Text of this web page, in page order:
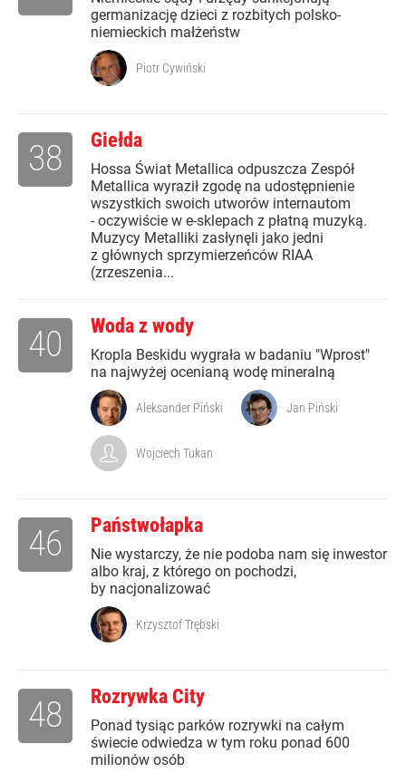
germanizację dzieci z rozbitych polsko-
niemieckich małżeństw
Piotr Cywiński
Giełda
Hossa Świat Metallica odpuszcza Zespół
Metallica wyraził zgodę na udostępnienie
wszystkich swoich utworów internautom
- oczywiście w e-sklepach z płatną muzyką.
Muzycy Metalliki zasłynęli jako jedni
z głównych sprzymierzeńców RIAA
(zrzeszenia...
38
Woda z wody
Kropla Beskidu wygrała w badaniu "Wprost"
na najwyżej ocenianą wodę mineralną
40
Aleksander Piński Jan Piński
Wojciech Tukan
Państwołapka
Nie wystarczy, że nie podoba nam się inwestor
albo kraj, z którego on pochodzi,
by nacjonalizować
46
Krzysztof Trębski
Rozrywka City
Ponad tysiąc parków rozrywki na całym
świecie odwiedza w tym roku ponad 600
milionów osób
48